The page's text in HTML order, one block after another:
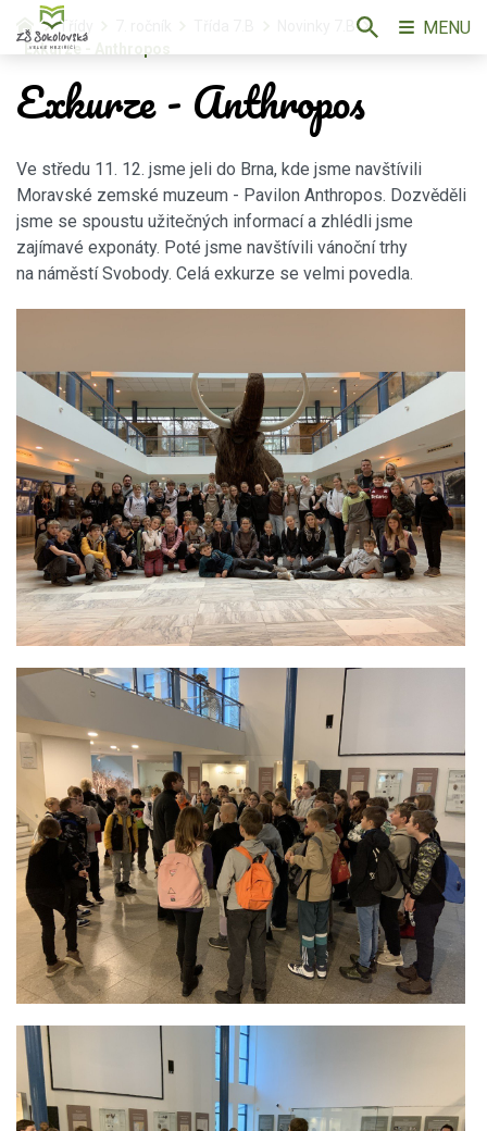
Třídy
Exkurze - Anthropos
Exkurze - Anthropos
Ve středu 11. 12. jsme jeli do Brna, kde jsme navštívili
Moravské zemské muzeum - Pavilon Anthropos. Dozvěděli
jsme se spoustu užitečných informací a zhlédli jsme
zajímavé exponáty. Poté jsme navštívili vánoční trhy
na náměstí Svobody. Celá exkurze se velmi povedla.
MENU